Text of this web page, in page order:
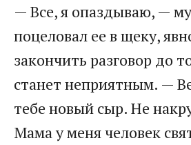
— Все, я опаздываю, —
поцеловал ее в щеку,
закончить разговор до
станет неприятным. —
тебе новый сыр. Не
Мама у меня человек